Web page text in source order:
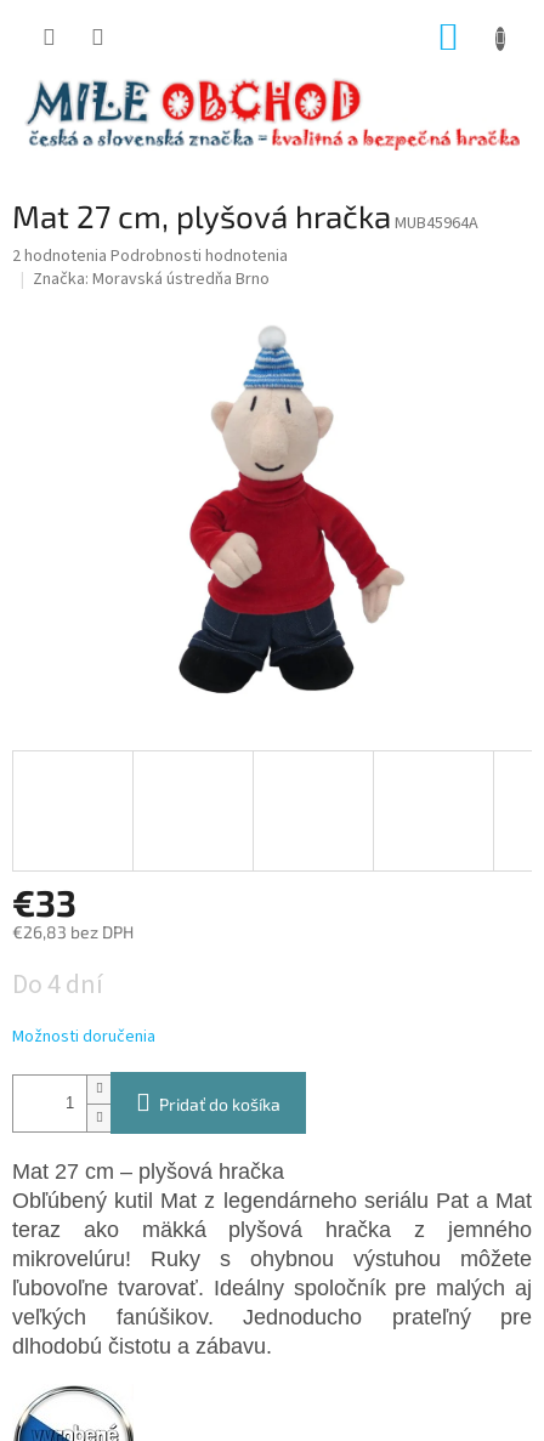
Mat 27 cm, plyšová hračka MUB45964A
Priemerné
hodnotenie
2 hodnotenia Podrobnosti hodnotenia
Značka: Moravská ústredňa Brno
€33
€26,83 bez DPH
cena:
Do 4 dní
Možnosti doručenia
Pridať do košíka
Mat 27 cm – plyšová hračka
Obľúbený kutil Mat z legendárneho seriálu Pat a Mat
teraz ako mäkká plyšová hračka z jemného
mikrovelúru! Ruky s ohybnou výstuhou môžete
ľubovoľne tvarovať. Ideálny spoločník pre malých aj
veľkých fanúšikov. Jednoducho prateľný pre
dlhodobú čistotu a zábavu.